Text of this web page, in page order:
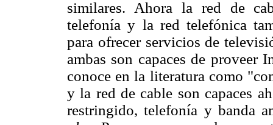
similares. Ahora la red de
telefonía y la red telefónica
para ofrecer servicios de
ambas son capaces de proveer
conoce en la literatura como
y la red de cable son capaces
restringido, telefonía y banda